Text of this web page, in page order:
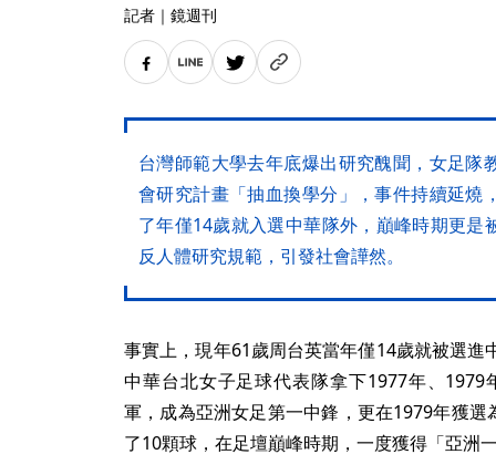
記者 ｜ 鏡週刊
台灣師範大學去年底爆出研究醜聞，女足隊
會研究計畫「抽血換學分」，事件持續延燒
了年僅14歲就入選中華隊外，巔峰時期更是
反人體研究規範，引發社會譁然。
事實上，現年61歲周台英當年僅14歲就被選
中華台北女子足球代表隊拿下1977年、
軍，成為亞洲女足第一中鋒，更在1979年獲
了10顆球，在足壇巔峰時期，一度獲得「亞洲